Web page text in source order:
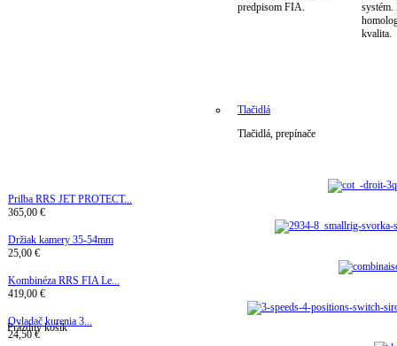
predpisom FIA.
kvalita.
Tlačidlá
Tlačidlá, prepínače
Prilba RRS JET PROTECT...
365,00 €
Držiak kamery 35-54mm
25,00 €
Kombinéza RRS FIA Le...
419,00 €
Ovladač kurenia 3...
24,50 €
Prázdny košík